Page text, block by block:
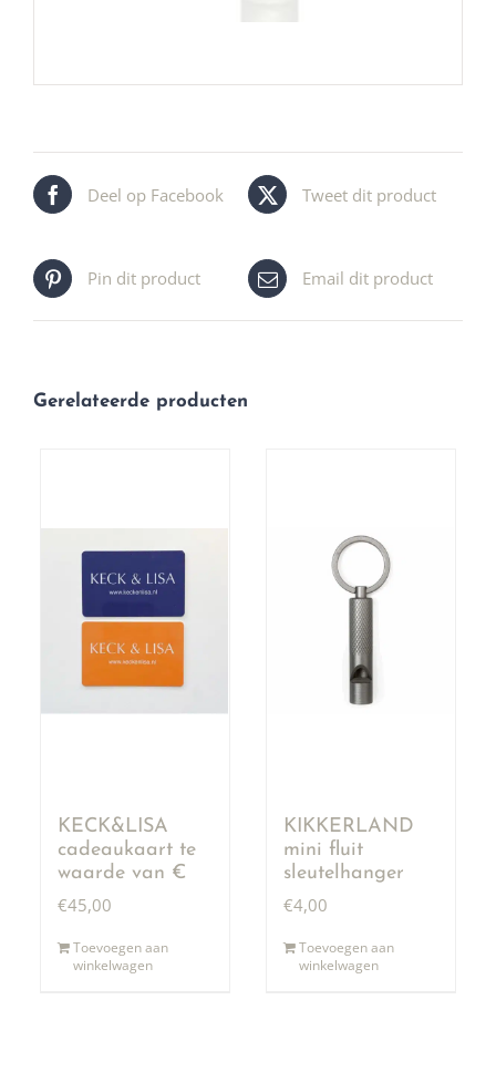
Deel op Facebook Tweet dit product
Pin dit product Email dit product
Gerelateerde producten
KECK&LISA
cadeaukaart te
waarde van €
50,00
€45,00
Toevoegen aan
winkelwagen
KIKKERLAND
mini fluit
sleutelhanger
€4,00
Toevoegen aan
winkelwagen